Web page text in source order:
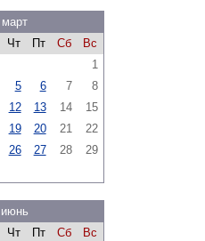
март
Чт Пт Сб
Вс
1
5 6 7
8
12 13 14
15
19 20 21
22
26 27 28
29
июнь
Чт Пт Сб
Вс